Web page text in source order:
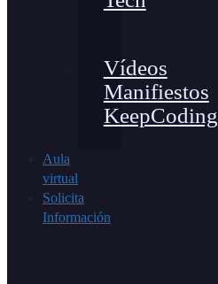
Vídeos
Manifiestos
KeepCoding
Aula
virtual
Solicita
Información